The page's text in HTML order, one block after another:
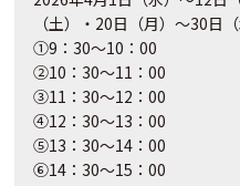
（土）・20日（月）～30日（
①9：30～10：00
②10：30～11：00
③11：30～12：00
④12：30～13：00
⑤13：30～14：00
⑥14：30～15：00